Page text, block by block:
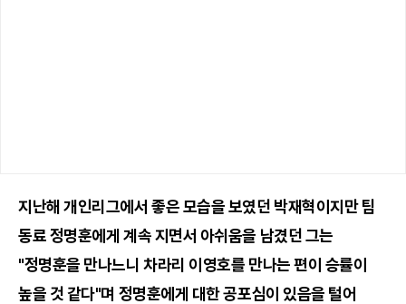
지난해 개인리그에서 좋은 모습을 보였던 박재혁이지만 팀
동료 정명훈에게 계속 지면서 아쉬움을 남겼던 그는
"정명훈을 만나느니 차라리 이영호를 만나는 편이 승률이
높을 것 같다"며 정명훈에게 대한 공포심이 있음을 털어